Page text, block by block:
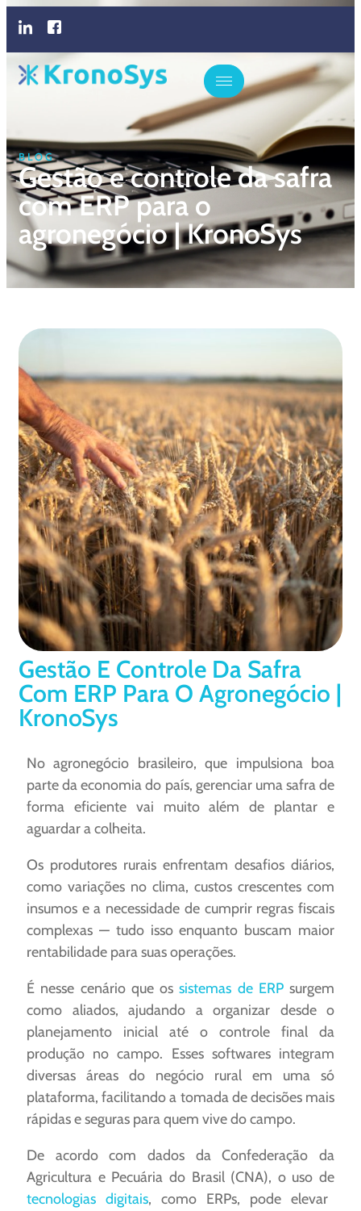
BLOG
Gestão e controle da safra
com ERP para o
agronegócio | KronoSys
Gestão E Controle Da Safra
Com ERP Para O Agronegócio |
KronoSys
No agronegócio brasileiro, que impulsiona boa
parte da economia do país, gerenciar uma safra de
forma eficiente vai muito além de plantar e
aguardar a colheita.
Os produtores rurais enfrentam desafios diários,
como variações no clima, custos crescentes com
insumos e a necessidade de cumprir regras fiscais
complexas — tudo isso enquanto buscam maior
rentabilidade para suas operações.
É nesse cenário que os sistemas de ERPsurgem
como aliados, ajudando a organizar desde o
planejamento inicial até o controle final da
produção no campo. Esses softwares integram
diversas áreas do negócio rural em uma só
plataforma, facilitando a tomada de decisões mais
rápidas e seguras para quem vive do campo.
De acordo com dados da Confederação da
Agricultura e Pecuária do Brasil (CNA), o uso de
tecnologias digitais, como ERPs, pode elevar